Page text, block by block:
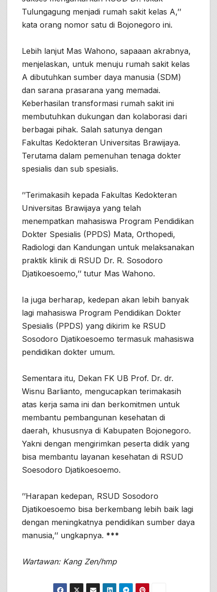
Tulungagung menjadi rumah sakit kelas A,’’
kata orang nomor satu di Bojonegoro ini.
Lebih lanjut Mas Wahono, sapaaan akrabnya,
menjelaskan, untuk menuju rumah sakit kelas
A dibutuhkan sumber daya manusia (SDM)
dan sarana prasarana yang memadai.
Keberhasilan transformasi rumah sakit ini
membutuhkan dukungan dan kolaborasi dari
berbagai pihak. Salah satunya dengan
Fakultas Kedokteran Universitas Brawijaya.
Terutama dalam pemenuhan tenaga dokter
spesialis dan sub spesialis.
’’Terimakasih kepada Fakultas Kedokteran
Universitas Brawijaya yang telah
menempatkan mahasiswa Program Pendidikan
Dokter Spesialis (PPDS) Mata, Orthopedi,
Radiologi dan Kandungan untuk melaksanakan
praktik klinik di RSUD Dr. R. Sosodoro
Djatikoesoemo,’’ tutur Mas Wahono.
Ia juga berharap, kedepan akan lebih banyak
lagi mahasiswa Program Pendidikan Dokter
Spesialis (PPDS) yang dikirim ke RSUD
Sosodoro Djatikoesoemo termasuk mahasiswa
pendidikan dokter umum.
Sementara itu, Dekan FK UB Prof. Dr. dr.
Wisnu Barlianto, mengucapkan terimakasih
atas kerja sama ini dan berkomitmen untuk
membantu pembangunan kesehatan di
daerah, khususnya di Kabupaten Bojonegoro.
Yakni dengan mengirimkan peserta didik yang
bisa membantu layanan kesehatan di RSUD
Soesodoro Djatikoesoemo.
’’Harapan kedepan, RSUD Sosodoro
Djatikoesoemo bisa berkembang lebih baik lagi
dengan meningkatnya pendidikan sumber daya
manusia,’’ ungkapnya. ***
Wartawan: Kang Zen/hmp